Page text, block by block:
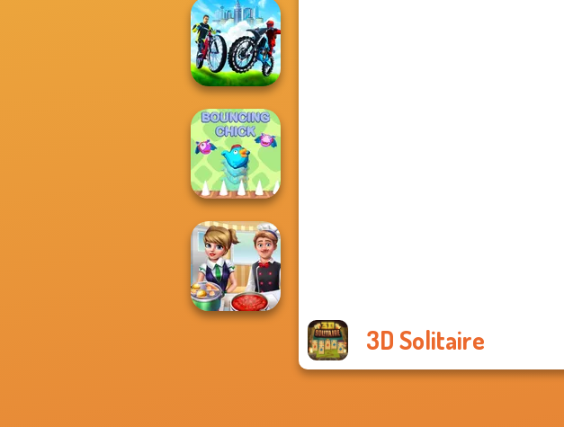
3D Solitaire
Mind Games for
2-3-4 Player
City Bike Racing
Champion
Bouncing Chick